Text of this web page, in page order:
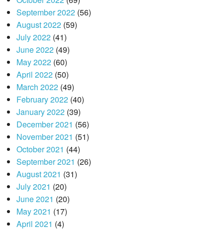
September 2022(56)
August 2022(59)
July 2022(41)
June 2022(49)
May 2022(60)
April 2022(50)
March 2022(49)
February 2022(40)
January 2022(39)
December 2021 (56)
November 2021 (51)
October 2021 (44)
September 2021 (26)
August 2021 (31)
July 2021 (20)
June 2021 (20)
May 2021 (17)
April 2021 (4)